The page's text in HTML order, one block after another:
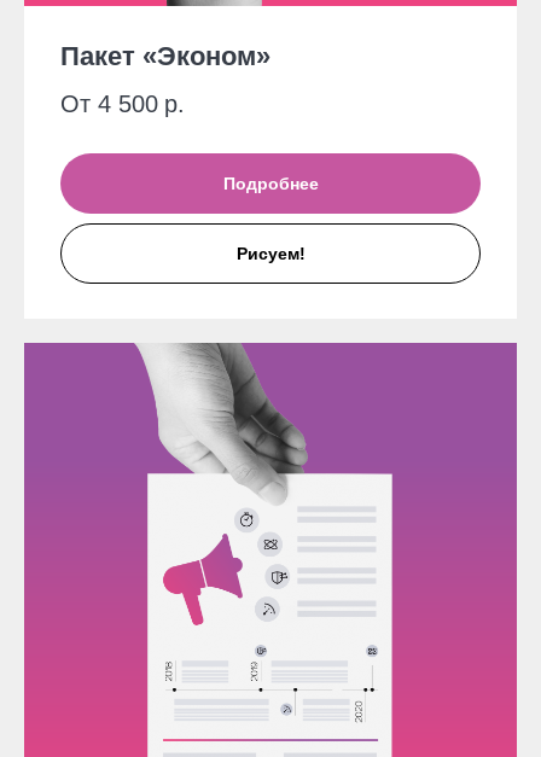
Пакет «Эконом»
От 4 500 р.
Подробнее
Рисуем!